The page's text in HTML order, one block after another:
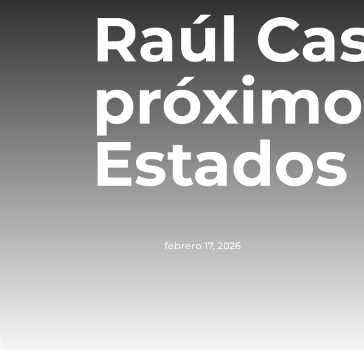
Raúl
febrero 17, 2026